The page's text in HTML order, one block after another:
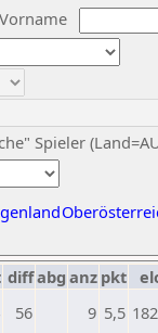
Vorname
Spieler
diffabg anz pkt
56 9 5,5